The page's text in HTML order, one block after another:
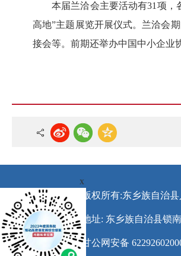
本届兰洽会主要活动有31项，
高地”主题展览开展仪式。兰洽会
接会等。前期还举办中国中小企业
版权所有:东乡族自治
地址: 东乡族自治县锁
甘公网安备
x